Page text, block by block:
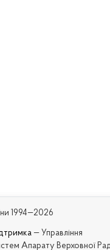
1994—2026
— Управління
Апарату Верховної